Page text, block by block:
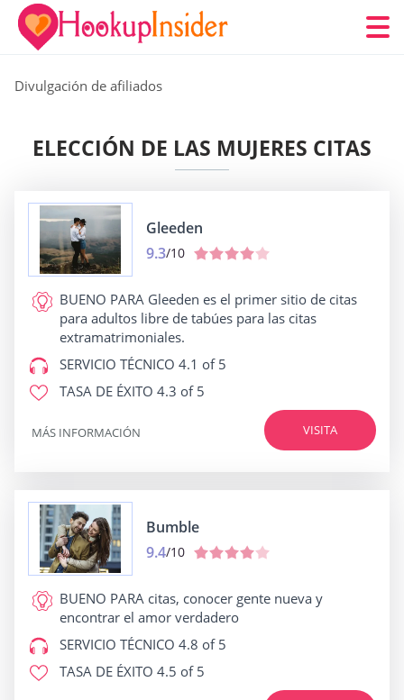
Divulgación de afiliados
ELECCIÓN DE LAS MUJERES CITAS
Gleeden
9.3/10
BUENO PARA Gleeden es el primer sitio de citas
para adultos libre de tabúes para las citas
extramatrimoniales.
SERVICIO TÉCNICO 4.1 of 5
TASA DE ÉXITO 4.3 of 5
VISITA
MÁS INFORMACIÓN
Bumble
9.4/10
BUENO PARA citas, conocer gente nueva y
encontrar el amor verdadero
SERVICIO TÉCNICO 4.8 of 5
TASA DE ÉXITO 4.5 of 5